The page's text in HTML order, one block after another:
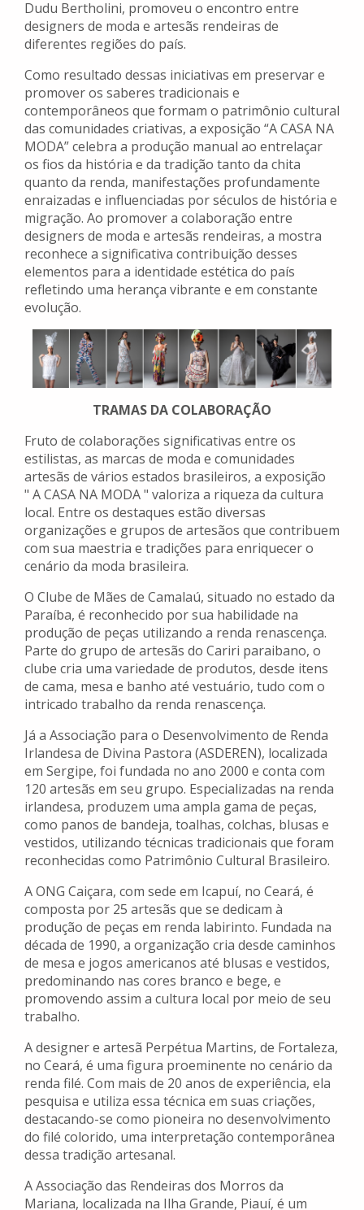
Dudu Bertholini, promoveu o encontro entre
designers de moda e artesãs rendeiras de
diferentes regiões do país.
Como resultado dessas iniciativas em preservar e
promover os saberes tradicionais e
contemporâneos que formam o patrimônio cultural
das comunidades criativas, a exposição “A CASA NA
MODA” celebra a produção manual ao entrelaçar
os fios da história e da tradição tanto da chita
quanto da renda, manifestações profundamente
enraizadas e influenciadas por séculos de história e
migração. Ao promover a colaboração entre
designers de moda e artesãs rendeiras, a mostra
reconhece a significativa contribuição desses
elementos para a identidade estética do país
refletindo uma herança vibrante e em constante
evolução.
TRAMAS DA COLABORAÇÃO
Fruto de colaborações significativas entre os
estilistas, as marcas de moda e comunidades
artesãs de vários estados brasileiros, a exposição
" A CASA NA MODA " valoriza a riqueza da cultura
local. Entre os destaques estão diversas
organizações e grupos de artesãos que contribuem
com sua maestria e tradições para enriquecer o
cenário da moda brasileira.
O Clube de Mães de Camalaú, situado no estado da
Paraíba, é reconhecido por sua habilidade na
produção de peças utilizando a renda renascença.
Parte do grupo de artesãs do Cariri paraibano, o
clube cria uma variedade de produtos, desde itens
de cama, mesa e banho até vestuário, tudo com o
intricado trabalho da renda renascença.
Já a Associação para o Desenvolvimento de Renda
Irlandesa de Divina Pastora (ASDEREN), localizada
em Sergipe, foi fundada no ano 2000 e conta com
120 artesãs em seu grupo. Especializadas na renda
irlandesa, produzem uma ampla gama de peças,
como panos de bandeja, toalhas, colchas, blusas e
vestidos, utilizando técnicas tradicionais que foram
reconhecidas como Patrimônio Cultural Brasileiro.
A ONG Caiçara, com sede em Icapuí, no Ceará, é
composta por 25 artesãs que se dedicam à
produção de peças em renda labirinto. Fundada na
década de 1990, a organização cria desde caminhos
de mesa e jogos americanos até blusas e vestidos,
predominando nas cores branco e bege, e
promovendo assim a cultura local por meio de seu
trabalho.
A designer e artesã Perpétua Martins, de Fortaleza,
no Ceará, é uma figura proeminente no cenário da
renda filé. Com mais de 20 anos de experiência, ela
pesquisa e utiliza essa técnica em suas criações,
destacando-se como pioneira no desenvolvimento
do filé colorido, uma interpretação contemporânea
dessa tradição artesanal.
A Associação das Rendeiras dos Morros da
Mariana, localizada na Ilha Grande, Piauí, é um